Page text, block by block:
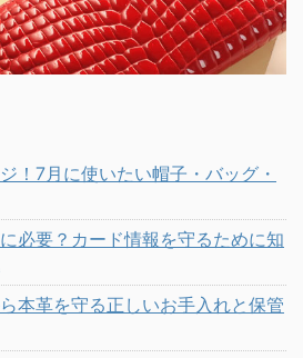
！7月に使いたい帽子・バッグ・
必要？カード情報を守るために知
本革を守る正しいお手入れと保管